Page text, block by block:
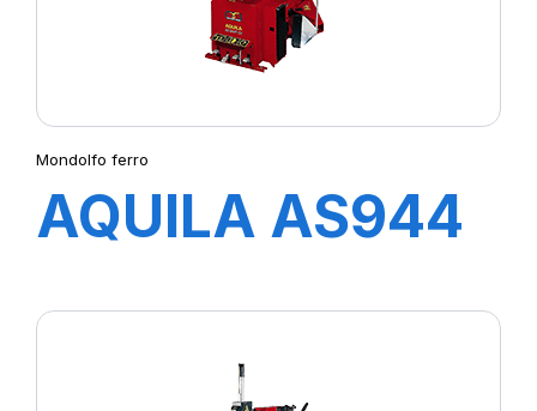
Mondolfo ferro
AQUILA AS944